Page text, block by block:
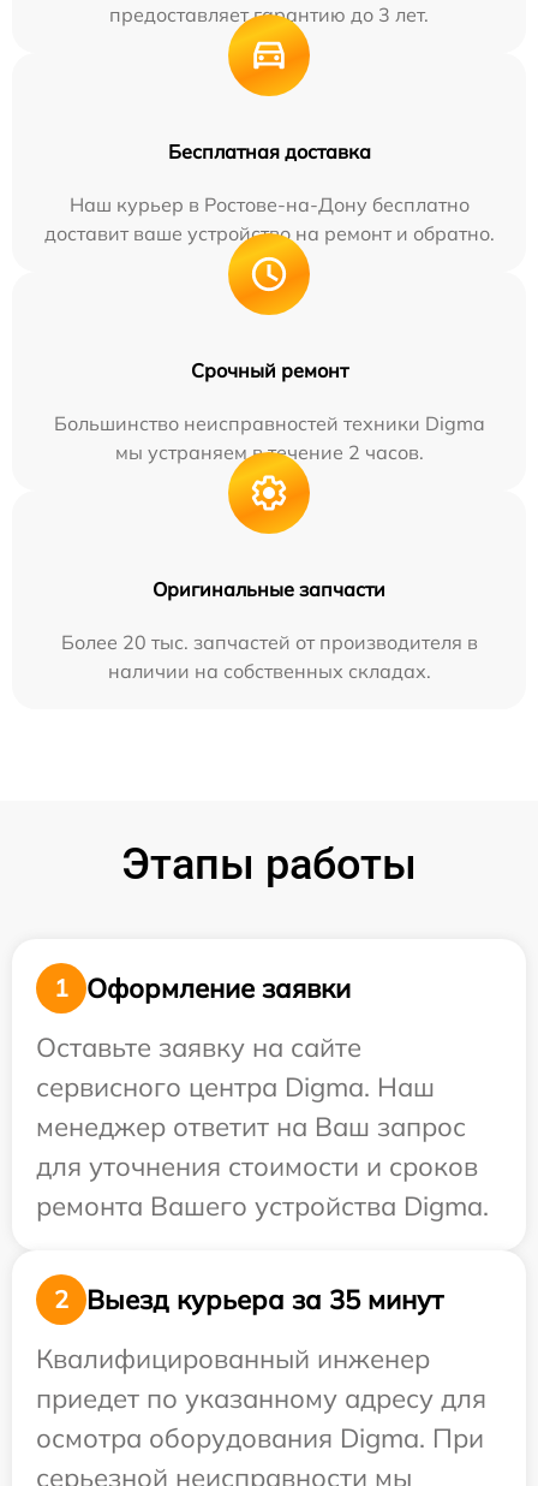
предоставляет гарантию до 3 лет.
Бесплатная доставка
Наш курьер в Ростове-на-Дону бесплатно
доставит ваше устройство на ремонт и обратно.
Срочный ремонт
Большинство неисправностей техники Digma
мы устраняем в течение 2 часов.
Оригинальные запчасти
Более 20 тыс. запчастей от производителя в
наличии на собственных складах.
Этапы работы
1
Оформление заявки
Оставьте заявку на сайте
сервисного центра Digma. Наш
менеджер ответит на Ваш запрос
для уточнения стоимости и сроков
ремонта Вашего устройства Digma.
2
Выезд курьера за 35 минут
Квалифицированный инженер
приедет по указанному адресу для
осмотра оборудования Digma. При
серьезной неисправности мы